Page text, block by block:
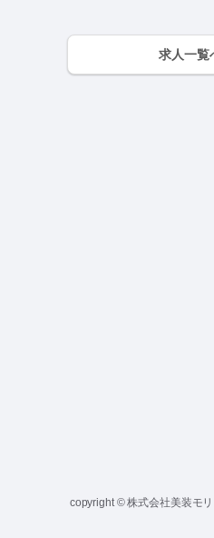
求人一覧
copyright © 株式会社美装モ